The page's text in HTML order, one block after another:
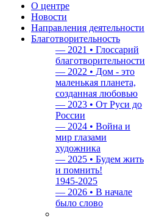
О центре
Новости
Направления деятельности
Благотворительность
— 2021 • Глоссарий
благотворительности
— 2022 • Дом - это
маленькая планета,
созданная любовью
— 2023 • От Руси до
России
— 2024 • Война и
мир глазами
художника
— 2025 • Будем жить
и помнить!
1945-2025
— 2026 • В начале
было слово